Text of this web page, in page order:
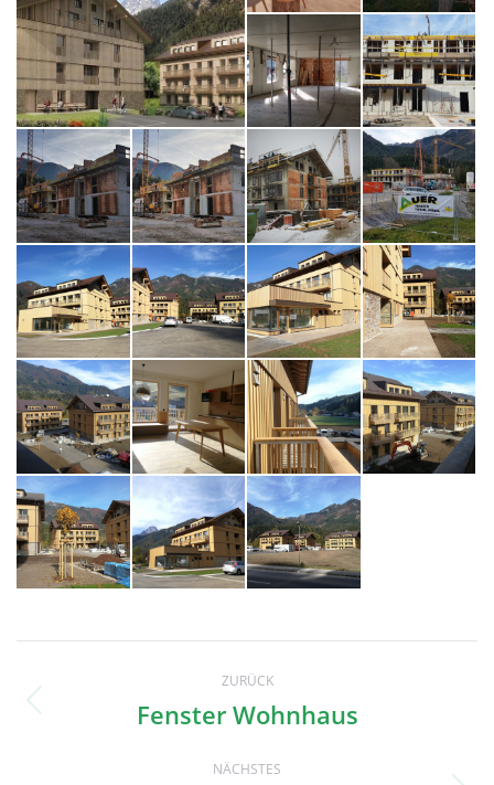
navigation
ZURÜCK
Previous
Fenster Wohnhaus
NÄCHSTES